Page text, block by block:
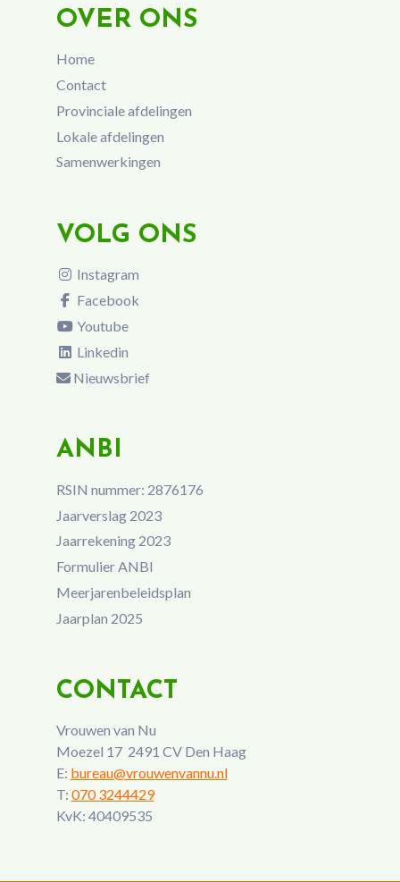
OVER ONS
Home
Contact
Provinciale afdelingen
Lokale afdelingen
Samenwerkingen
VOLG ONS
Instagram
Facebook
Youtube
Linkedin
Nieuwsbrief
ANBI
RSIN nummer: 2876176
Jaarverslag 2023
Jaarrekening 2023
Formulier ANBI
Meerjarenbeleidsplan
Jaarplan 2025
CONTACT
Vrouwen van Nu
Moezel 17 2491 CV Den Haag
E: bureau@vrouwenvannu.nl
T: 070 3244429
KvK: 40409535